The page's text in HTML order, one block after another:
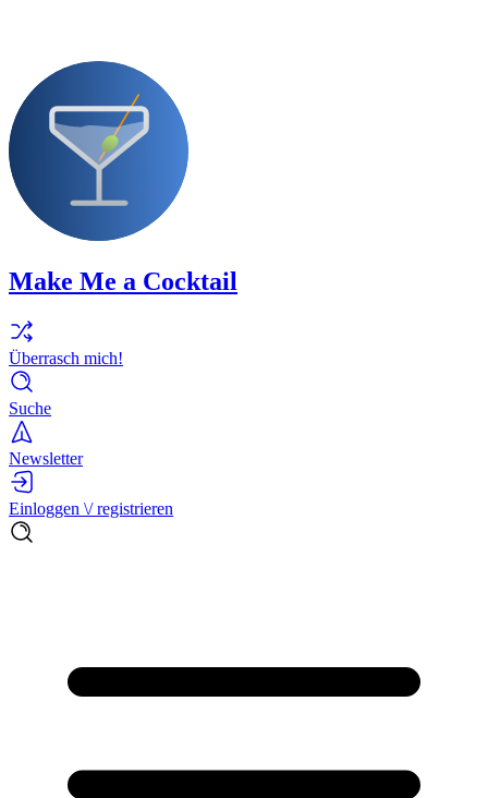
Make Me a Cocktail
Überrasch mich!
Suche
Newsletter
Einloggen \/ registrieren